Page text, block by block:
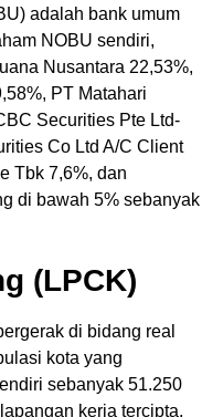
adalah bank umum
NOBU sendiri,
Nusantara 22,53%,
PT Matahari
Securities Pte Ltd-
Co Ltd A/C Client
Tbk 7,6%, dan
di bawah 5% sebanyak
(LPCK)
di bidang real
kota yang
sebanyak 51.250
kerja tercipta,